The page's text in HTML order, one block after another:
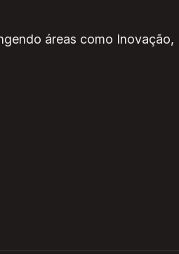
áreas como Inovação,